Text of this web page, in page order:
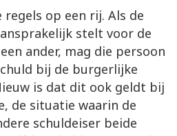
regels op een rij. Als de
stelt voor de
ander, mag die persoon
bij de burgerlijke
is dat dit ook geldt bij
de situatie waarin de
schuldeiser beide